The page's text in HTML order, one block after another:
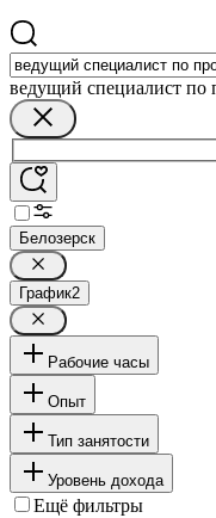
ведущий специалист по
Белозерск
График2
Рабочие часы
Опыт
Тип занятости
Уровень дохода
Ещё фильтры